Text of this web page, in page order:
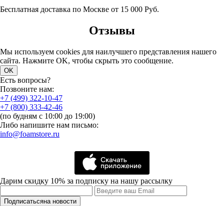
Бесплатная доставка по Москве от 15 000 Руб.
Отзывы
Мы используем cookies для наилучшего представления нашего
сайта. Нажмите OK, чтобы скрыть это сообщение.
OK
Есть вопросы?
Позвоните нам:
+7 (499) 322-10-47
+7 (800) 333-42-46
(по будням с 10:00 до 19:00)
Либо напишите нам письмо:
info@foamstore.ru
Дарим скидку 10% за подписку на нашу рассылку
Подписатьсяна новости